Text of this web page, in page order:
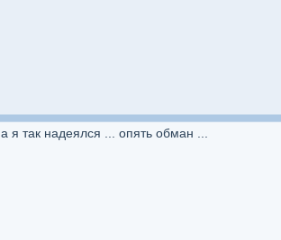
а я так надеялся ... опять обман ...